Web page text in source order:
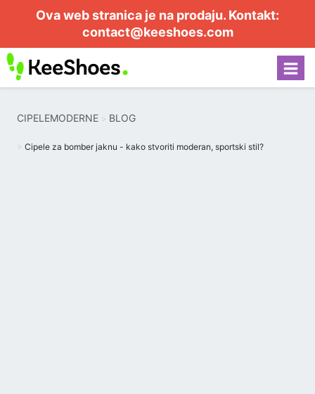
Ova web stranica je na prodaju. Kontakt:
contact@keeshoes.com
CIPELEMODERNE BLOG
Cipele za bomber jaknu - kako stvoriti moderan, sportski stil?